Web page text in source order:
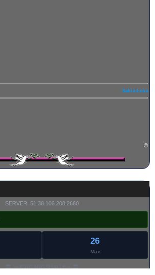
Sahra-Lena
©
SERVER: 51.38.106.208:2660
26
Max